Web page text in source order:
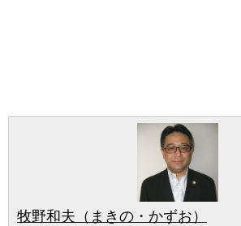
牧野和夫（まきの・かずお）